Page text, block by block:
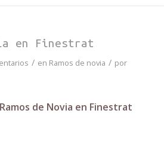
en Finestrat
/ en Ramos de novia / por
de Novia en Finestrat